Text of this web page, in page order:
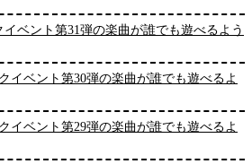
ベント第31弾の楽曲が誰でも遊べるよう
イベント第30弾の楽曲が誰でも遊べるよ
イベント第29弾の楽曲が誰でも遊べるよ